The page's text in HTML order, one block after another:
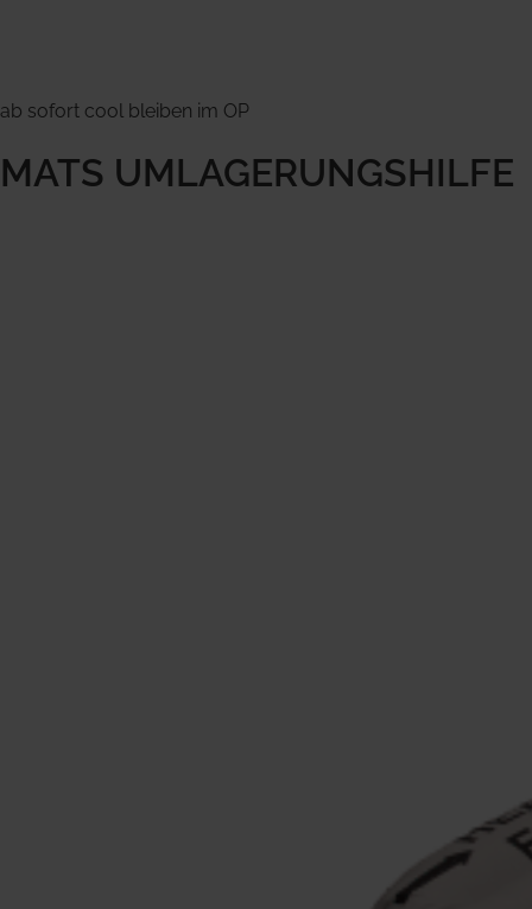
ab sofort cool bleiben im OP
MATS UMLAGERUNGSHILFE